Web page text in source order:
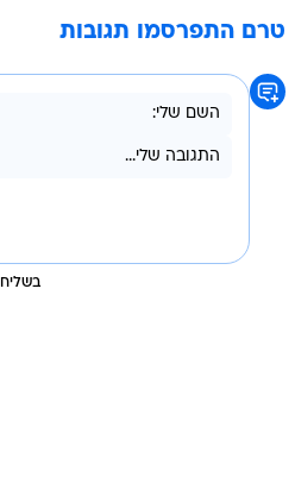
טרם התפרסמו תגובות